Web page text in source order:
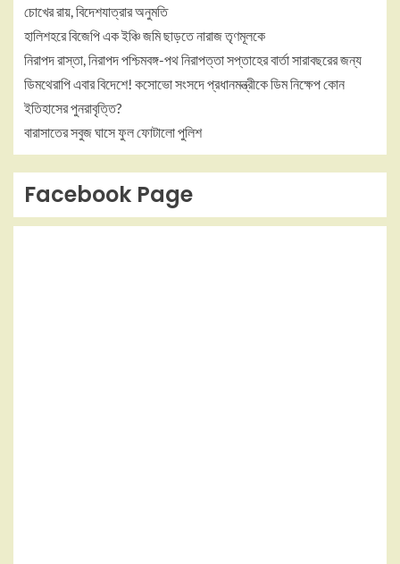
চোখের রায়, বিদেশযাত্রার অনুমতি
হালিশহরে বিজেপি এক ইঞ্চি জমি ছাড়তে নারাজ তৃণমূলকে
নিরাপদ রাস্তা, নিরাপদ পশ্চিমবঙ্গ-পথ নিরাপত্তা সপ্তাহের বার্তা সারাবছরের জন্য
ডিমথেরাপি এবার বিদেশে! কসোভো সংসদে প্রধানমন্ত্রীকে ডিম নিক্ষেপ কোন
ইতিহাসের পুনরাবৃত্তি?
বারাসাতের সবুজ ঘাসে ফুল ফোটালো পুলিশ
Facebook Page